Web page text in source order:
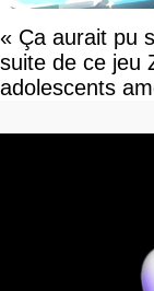
« Ça aurait pu
suite de ce jeu
adolescents